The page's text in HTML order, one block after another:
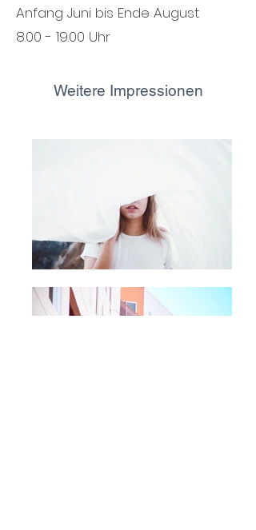
Anfang Juni bis Ende August
8.00 - 19.00 Uhr
Weitere Impressionen